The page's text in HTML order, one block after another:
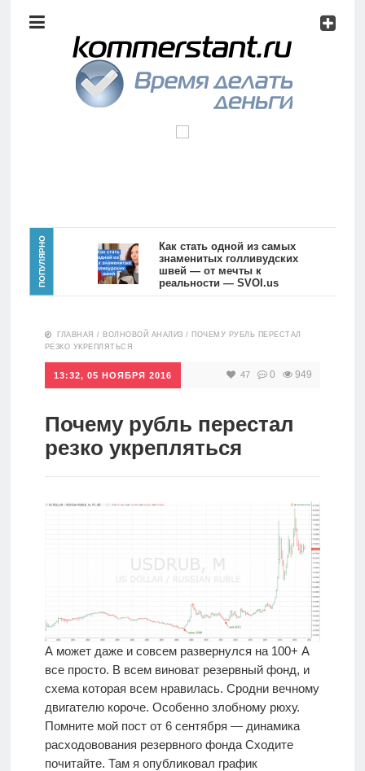
анализ
Видео
Сделано
Главная
Новости
Аналитика
Инвестиции
Дивиденды
Сделано
в России
ПОПУЛЯРНО
Как стать одной из самых
знаменитых голливудских
швей — от мечты к
реальности — SVOI.us
10551
ГЛАВНАЯ / ВОЛНОВОЙ АНАЛИЗ / ПОЧЕМУ РУБЛЬ ПЕРЕСТАЛ
РЕЗКО УКРЕПЛЯТЬСЯ
13:32, 05 НОЯБРЯ 2016 47 0 949
Почему рубль перестал
резко укрепляться
А может даже и совсем развернулся на 100+ А
все просто. В всем виноват резервный фонд, и
схема которая всем нравилась. Сродни вечному
двигателю короче. Особенно злобному рюху.
Помните мой пост от 6 сентября — динамика
расходовования резервного фонда Сходите
почитайте. Там я опубликовал график